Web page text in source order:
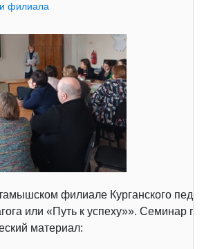
филиала
филиале Курганского
или «Путь к успеху»». Семинар
материал: